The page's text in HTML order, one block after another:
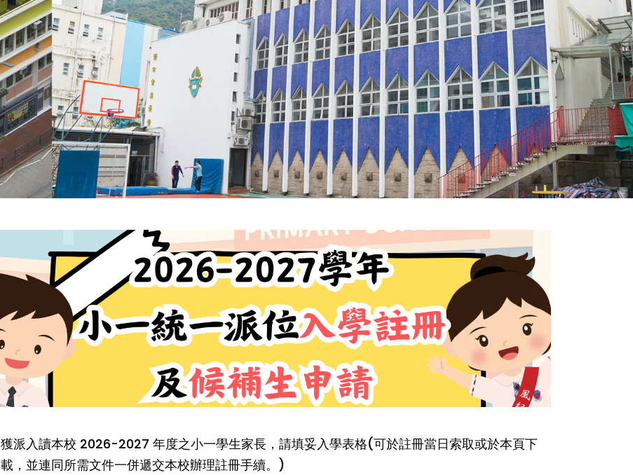
獲派入讀本校 2026-2027 年度之小一學生家長，請填妥入學表格(可於註冊當日索取或於本頁下
載，並連同所需文件一併遞交本校辦理註冊手續。)